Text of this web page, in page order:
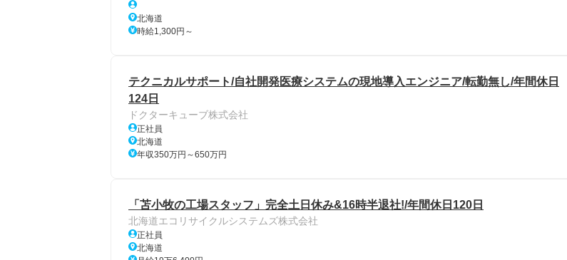
北海道
時給1,300円～
テクニカルサポート/自社開発医療システムの現地導入エンジニア/転勤無し/年間休日
124日
ドクターキューブ株式会社
正社員
北海道
年収350万円～650万円
「苫小牧の工場スタッフ」完全土日休み&16時半退社!/年間休日120日
北海道エコリサイクルシステムズ株式会社
正社員
北海道